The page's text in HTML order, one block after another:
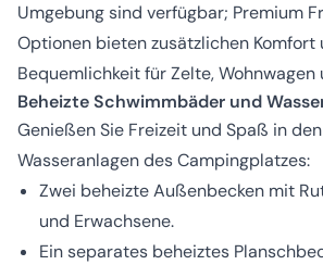
Umgebung sind verfügbar; Premium
Optionen bieten zusätzlichen Komfort
Bequemlichkeit für Zelte, Wohnwagen
Beheizte Schwimmbäder und
Genießen Sie Freizeit und Spaß in
Wasseranlagen des Campingplatzes:
Zwei beheizte Außenbecken mit
und Erwachsene.
Ein separates beheiztes